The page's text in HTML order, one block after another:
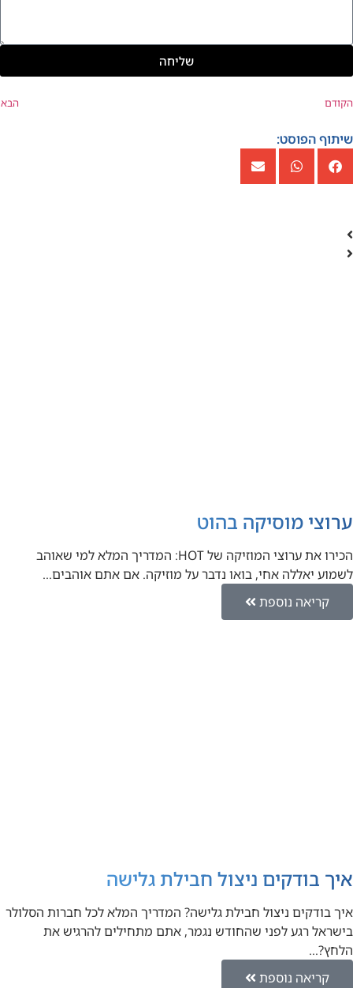
שליחה
הקודם הבא
שיתוף הפוסט:
ערוצי מוסיקה בהוט
הכירו את ערוצי המוזיקה של HOT: המדריך המלא למי שאוהב
לשמוע יאללה אחי, בואו נדבר על מוזיקה. אם אתם אוהבים…
קריאה נוספת
איך בודקים ניצול חבילת גלישה
איך בודקים ניצול חבילת גלישה? המדריך המלא לכל חברות הסלולר
בישראל רגע לפני שהחודש נגמר, אתם מתחילים להרגיש את
הלחץ?…
קריאה נוספת